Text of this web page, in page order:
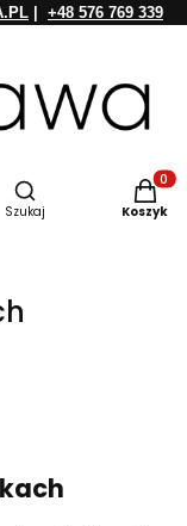
+48 576 769 339
Otwórz wyszukiwarkę
Szukaj Koszyk